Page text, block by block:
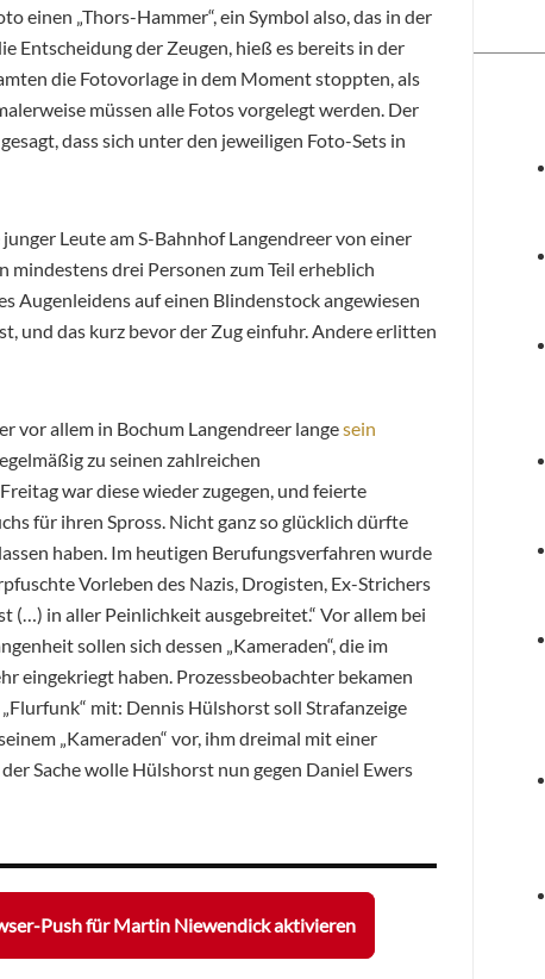
einen „Thors-Hammer“, ein Symbol also, das in der
Entscheidung der Zeugen, hieß es bereits in der
die Fotovorlage in dem Moment stoppten, als
müssen alle Fotos vorgelegt werden. Der
dass sich unter den jeweiligen Foto-Sets in
Leute am S-Bahnhof Langendreer von einer
drei Personen zum Teil erheblich
Augenleidens auf einen Blindenstock angewiesen
und das kurz bevor der Zug einfuhr. Andere erlitten
vor allem in Bochum Langendreer langesein
zu seinen zahlreichen
war diese wieder zugegen, und feierte
für ihren Spross. Nicht ganz so glücklich dürfte
haben. Im heutigen Berufungsverfahren wurde
Vorleben des Nazis, Drogisten, Ex-Strichers
in aller Peinlichkeit ausgebreitet.“ Vor allem bei
sollen sich dessen „Kameraden“, die im
eingekriegt haben. Prozessbeobachter bekamen
mit: Dennis Hülshorst soll Strafanzeige
„Kameraden“ vor, ihm dreimal mit einer
Sache wolle Hülshorst nun gegen Daniel Ewers
Push für Martin Niewendick aktivieren